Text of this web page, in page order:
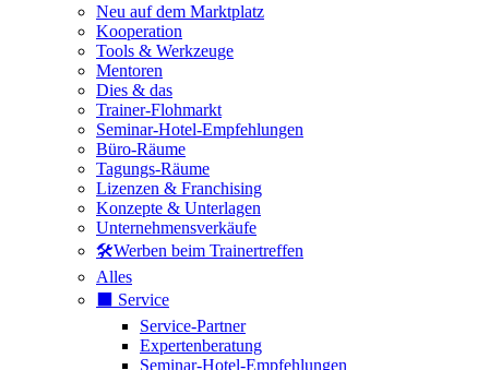
Neu auf dem Marktplatz
Kooperation
Tools & Werkzeuge
Mentoren
Dies & das
Trainer-Flohmarkt
Seminar-Hotel-Empfehlungen
Büro-Räume
Tagungs-Räume
Lizenzen & Franchising
Konzepte & Unterlagen
Unternehmensverkäufe
🛠️Werben beim Trainertreffen
Alles
⬛️ Service
Service-Partner
Expertenberatung
Seminar-Hotel-Empfehlungen